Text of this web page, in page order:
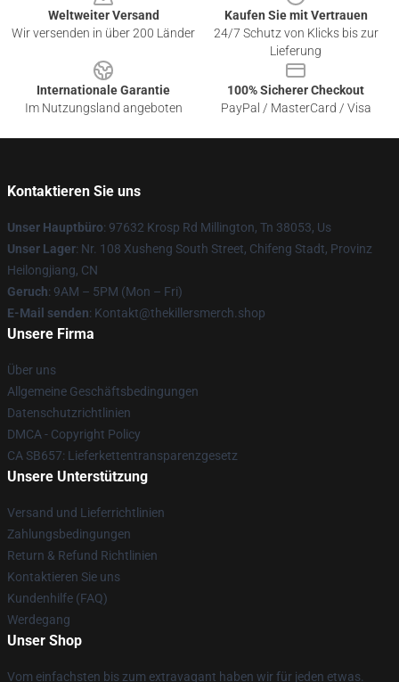
Weltweiter Versand
Wir versenden in über 200 Länder
Kaufen Sie mit Vertrauen
24/7 Schutz von Klicks bis zur
Lieferung
Internationale Garantie
Im Nutzungsland angeboten
100% Sicherer Checkout
PayPal / MasterCard / Visa
Kontaktieren Sie uns
Unser Hauptbüro: 97632 Krosp Rd Millington, Tn 38053, Us
Unser Lager: Nr. 108 Xusheng South Street, Chifeng Stadt, Provinz
Heilongjiang, CN
Geruch: 9AM – 5PM (Mon – Fri)
E-Mail senden: Kontakt@thekillersmerch.shop
Unsere Firma
Über uns
Allgemeine Geschäftsbedingungen
Datenschutzrichtlinien
DMCA - Copyright Policy
CA SB657: Lieferkettentransparenzgesetz
Unsere Unterstützung
Versand und Lieferrichtlinien
Zahlungsbedingungen
Return & Refund Richtlinien
Kontaktieren Sie uns
Kundenhilfe (FAQ)
Werdegang
Unser Shop
Vom einfachsten bis zum extravagant haben wir für jeden etwas.